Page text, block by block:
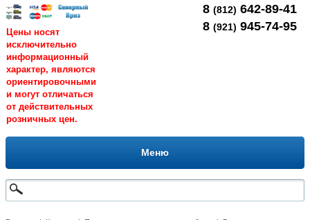
Цены носят
исключительно
информационный
характер, являются
ориентировочными
и могут отличаться
от действительных
розничных цен.
8 (812) 642-89-41
8 (921) 945-74-95
Меню